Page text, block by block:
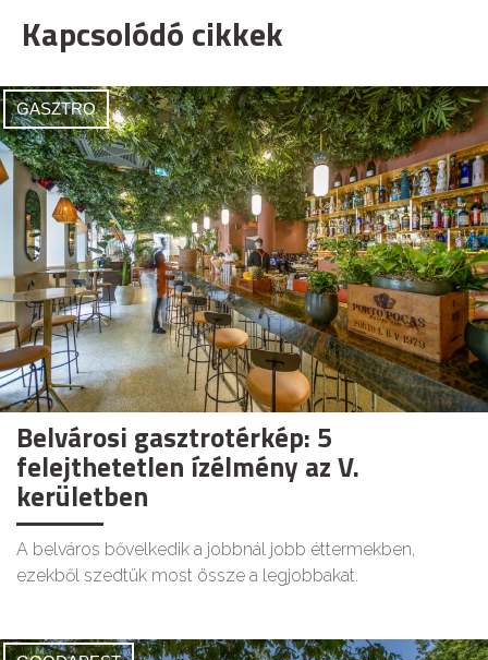
Kapcsolódó cikkek
GASZTRO
Belvárosi gasztrotérkép: 5
felejthetetlen ízélmény az V.
kerületben
A belváros bővelkedik a jobbnál jobb éttermekben,
ezekből szedtük most össze a legjobbakat.